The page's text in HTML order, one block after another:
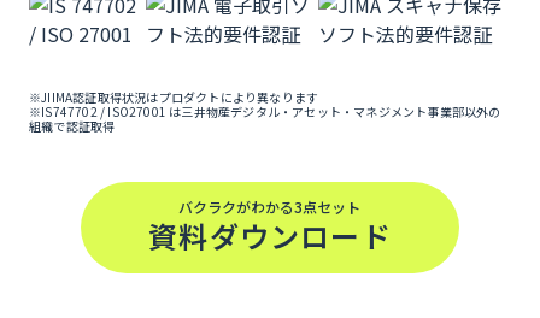
バクラクがわかる3点セット
資料ダウンロード
※JIIMA認証取得状況はプロダクトにより異なります
※IS747702 / ISO27001 は三井物産デジタル・アセット・マネジメント事業部以外の
組織で認証取得